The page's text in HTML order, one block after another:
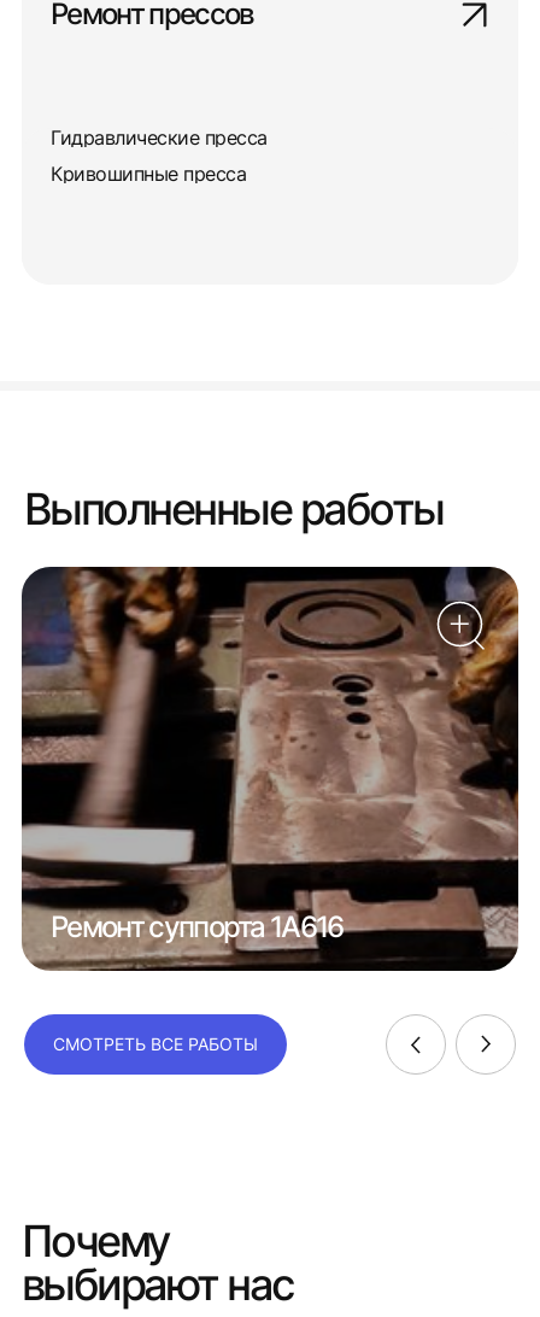
Ремонт прессов
Гидравлические пресса
Кривошипные пресса
Выполненные работы
Ремонт суппорта 1А616
СМОТРЕТЬ ВСЕ РАБОТЫ
Почему
выбирают нас